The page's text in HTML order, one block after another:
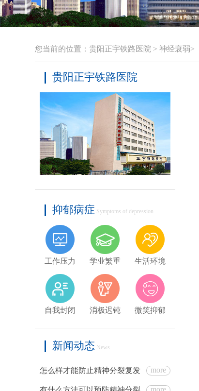
您当前的位置： 贵阳正宇铁路医院 > 神经衰弱>
贵阳正宇铁路医院
抑郁病症 Symptoms of depression
工作压力 学业繁重 生活环境
自我封闭 消极迟钝 微笑抑郁
新闻动态 News
怎么样才能防止精神分裂复发 more
more